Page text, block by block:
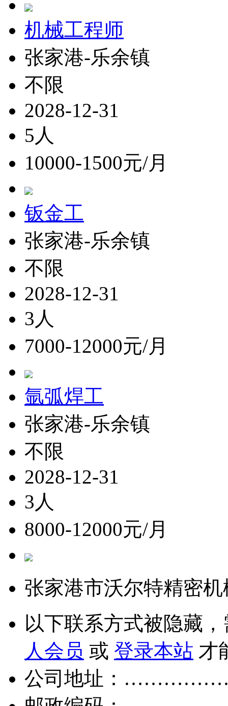
机械工程师
张家港-乐余镇
不限
2028-12-31
5人
10000-1500元/月
钣金工
张家港-乐余镇
不限
2028-12-31
3人
7000-12000元/月
氩弧焊工
张家港-乐余镇
不限
2028-12-31
3人
8000-12000元/月
张家港市沃尔特精密
以下联系方式被隐藏
人会员 或 登录本站 才
公司地址：